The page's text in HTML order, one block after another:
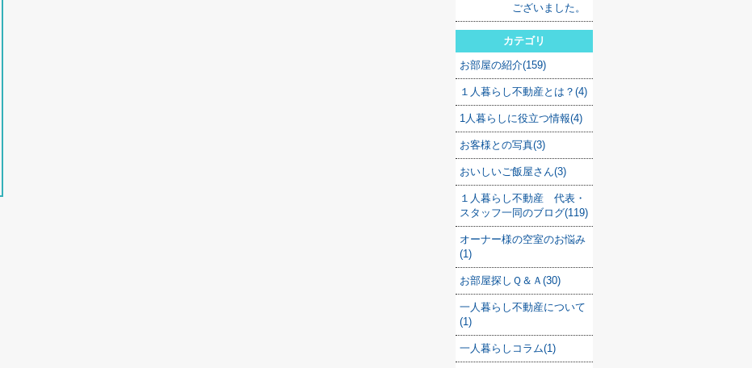
ございました。
カテゴリ
お部屋の紹介(159)
１人暮らし不動産とは？(4)
1人暮らしに役立つ情報(4)
お客様との写真(3)
おいしいご飯屋さん(3)
１人暮らし不動産 代表・
スタッフ一同のブログ(119)
オーナー様の空室のお悩み
(1)
お部屋探しＱ＆Ａ(30)
一人暮らし不動産について
(1)
一人暮らしコラム(1)